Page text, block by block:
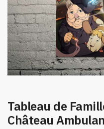
Tableau de
Château